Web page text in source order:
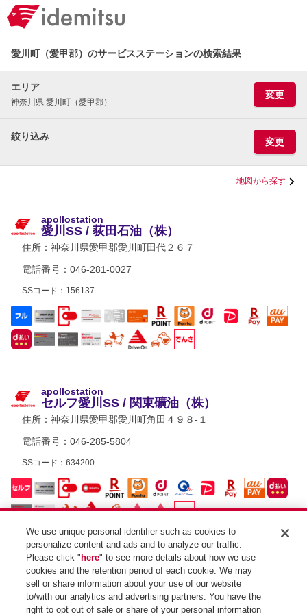
愛川町（愛甲郡）のサービスステーションの検索結果
エリア
神奈川県 愛川町（愛甲郡）
変更
絞り込み 変更
地図から探す
apollostation
愛川SS / 荻田石油（株）
住所： 神奈川県愛甲郡愛川町田代２６７
電話番号：046-281-0027
SSコード：156137
apollostation
セルフ愛川SS / 関東礦油（株）
住所： 神奈川県愛甲郡愛川町角田４９８-１
電話番号：046-285-5804
SSコード：634200
apollostation
セルフサンレイク愛川SS / 荻田石油（株）
住所：
神奈川県愛甲郡愛川町半原４５４-１
We use unique personal identifier such as cookies to
personalize content and ads and to analyze our traffic.
Please click " here" to see more details about how we use
cookies and the retention period of each cookie. We may
sell or share information about your use of our website
to/with our analytics and advertising partners. You have the
right to opt out of sale or share of your personal information